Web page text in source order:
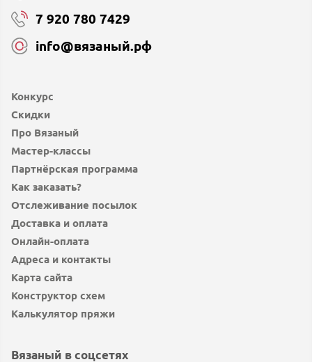
Конкурс
Скидки
Про Вязаный
Мастер-классы
Партнёрская программа
Как заказать?
Отслеживание посылок
Доставка и оплата
Онлайн-оплата
Адреса и контакты
Карта сайта
Конструктор схем
Калькулятор пряжи
7 920 780 7429
info@вязаный.рф
Вязаный в соцсетях